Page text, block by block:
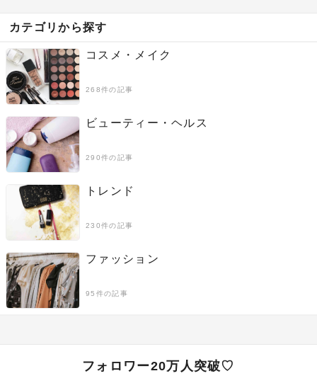
カテゴリから探す
コスメ・メイク
268件の記事
ビューティー・ヘルス
290件の記事
トレンド
230件の記事
ファッション
95件の記事
フォロワー20万人突破♡